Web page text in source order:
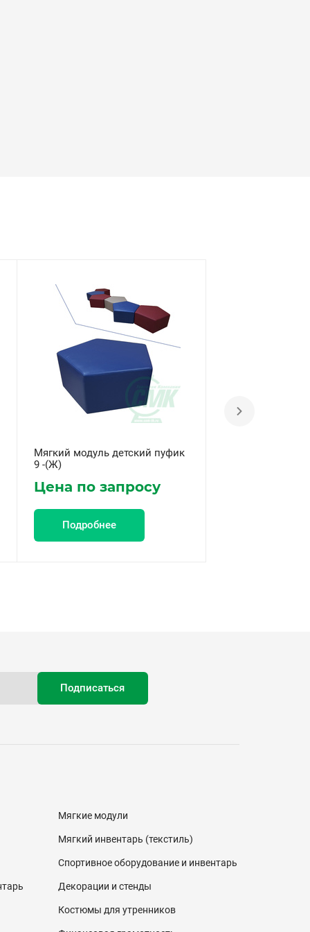
Мягкий модуль детский пуфик
9 -(Ж)
Цена по запросу
Подробнее
Мягкие модули
Мягкий инвентарь (текстиль)
Спортивное оборудование и инвентарь
Декорации и стенды
Костюмы для утренников